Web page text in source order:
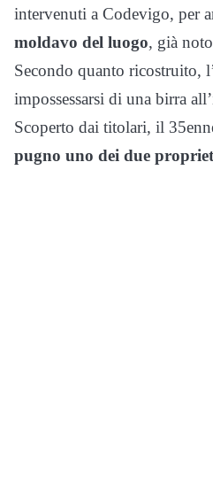
intervenuti a Codevigo, per
moldavo del luogo, già
Secondo quanto ricostruito,
impossessarsi di una birra
Scoperto dai titolari, il
pugno uno dei due